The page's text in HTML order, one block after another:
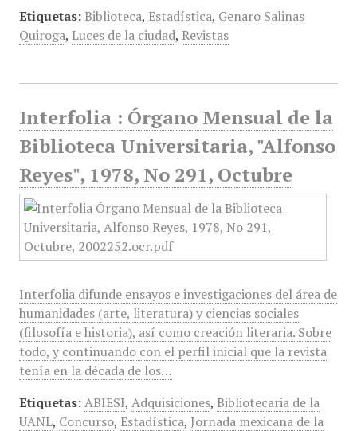
Etiquetas: Biblioteca, Estadística, Genaro Salinas
Quiroga, Luces de la ciudad, Revistas
Interfolia : Órgano Mensual de la
Biblioteca Universitaria, "Alfonso
Reyes", 1978, No 291, Octubre
Interfolia difunde ensayos e investigaciones del área de
humanidades (arte, literatura) y ciencias sociales
(filosofía e historia), así como creación literaria. Sobre
todo, y continuando con el perfil inicial que la revista
tenía en la década de los…
Etiquetas: ABIESI, Adquisiciones, Bibliotecaria de la
UANL, Concurso, Estadística, Jornada mexicana de la